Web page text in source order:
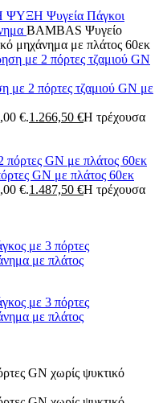
ΨΥΞΗ Ψυγεία Πάγκοι
BAMBAS Ψυγείο
μηχάνημα με πλάτος 60εκ
με 2 πόρτες τζαμιού GN με
€.1.266,50 €Η τρέχουσα
GN με πλάτος 60εκ
€.1.487,50 €Η τρέχουσα